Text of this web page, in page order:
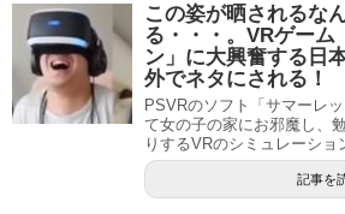
この姿が晒されるな
る・・・。VRゲーム
ン」に大興奮する日
外でネタにされる！
PSVRのソフト「サマーレ
て女の子の家にお邪魔し、
りするVRのシミュレーショ
記事を